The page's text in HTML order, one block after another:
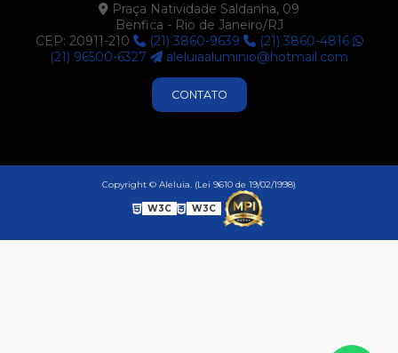
Praça Natividade Saldanha, 09
Benfica - Rio de Janeiro/RJ
CEP: 20911-210
(21) 3860-9639
(21) 3860-4816
(21) 96500-6327
aleluiaaluminio@hotmail.com
CONTATO
Copyright © Aleluia. (Lei 9610 de 19/02/1998)
W3C W3C